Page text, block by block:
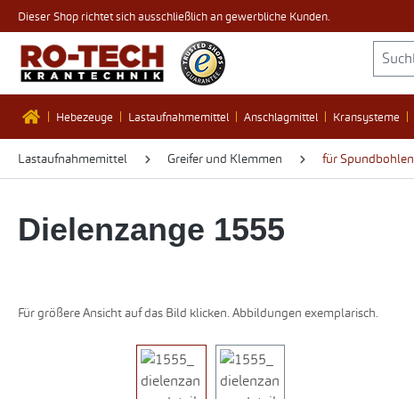
Hauptinhalt springen
Zur Suche springen
Zur Hauptnavigation springen
Dieser Shop richtet sich ausschließlich an gewerbliche Kunden.
Hebezeuge Lastaufnahmemittel Anschlagmittel Kransysteme
Lastaufnahmemittel Greifer und Klemmen für Spundbohlen
Dielenzange 1555
Für größere Ansicht auf das Bild klicken. Abbildungen exemplarisch.